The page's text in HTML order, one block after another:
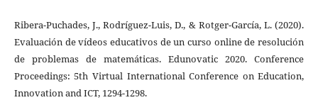
Ribera-Puchades, J., Rodríguez-Luis, D., & Rotger-García, L. (2020).
Evaluación de vídeos educativos de un curso online de resolución
de problemas de matemáticas. Edunovatic 2020. Conference
Proceedings: 5th Virtual International Conference on Education,
Innovation and ICT, 1294-1298.